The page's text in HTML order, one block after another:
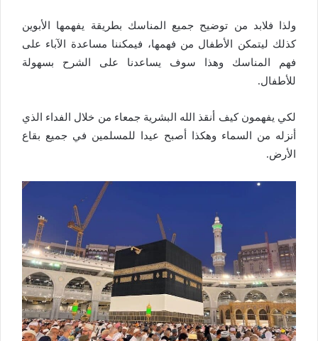
ولذا فلابد من توضيح جميع المناسك بطريقة يفهمها الأبوين
كذلك ليتمكن الأطفال من فهمها، فيمكننا مساعدة الآباء على
فهم المناسك وهذا سوف يساعدنا على الشرح بسهولة
للأطفال.
لكي يفهمون كيف أنقذ الله البشرية جمعاء من خلال الفداء الذي
أنزله من السماء وهكذا أصبح عيدا للمسلمين في جميع بقاع
الأرض.